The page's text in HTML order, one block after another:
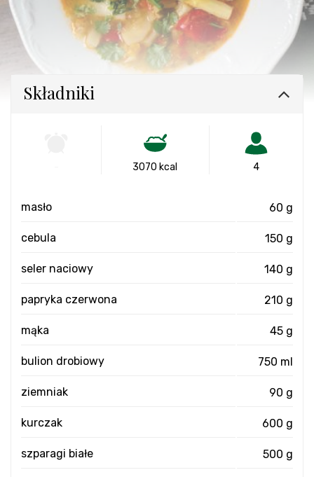
Składniki
3070 kcal 4
masło 60 g
cebula 150 g
seler naciowy 140 g
papryka czerwona 210 g
mąka 45 g
bulion drobiowy 750 ml
ziemniak 90 g
kurczak 600 g
szparagi białe 500 g